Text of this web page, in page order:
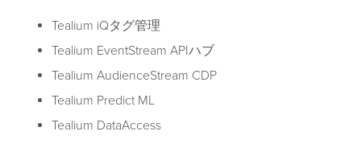
Tealium iQタグ管理
Tealium EventStream APIハブ
Tealium AudienceStream CDP
Tealium Predict ML
Tealium DataAccess